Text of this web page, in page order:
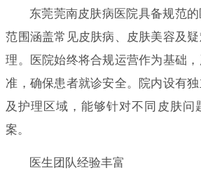
东莞莞南皮肤病医院具备规范
范围涵盖常见皮肤病、皮肤美容及
理。医院始终将合规运营作为基础
准，确保患者就诊安全。院内设有
及护理区域，能够针对不同皮肤问
案。
医生团队经验丰富